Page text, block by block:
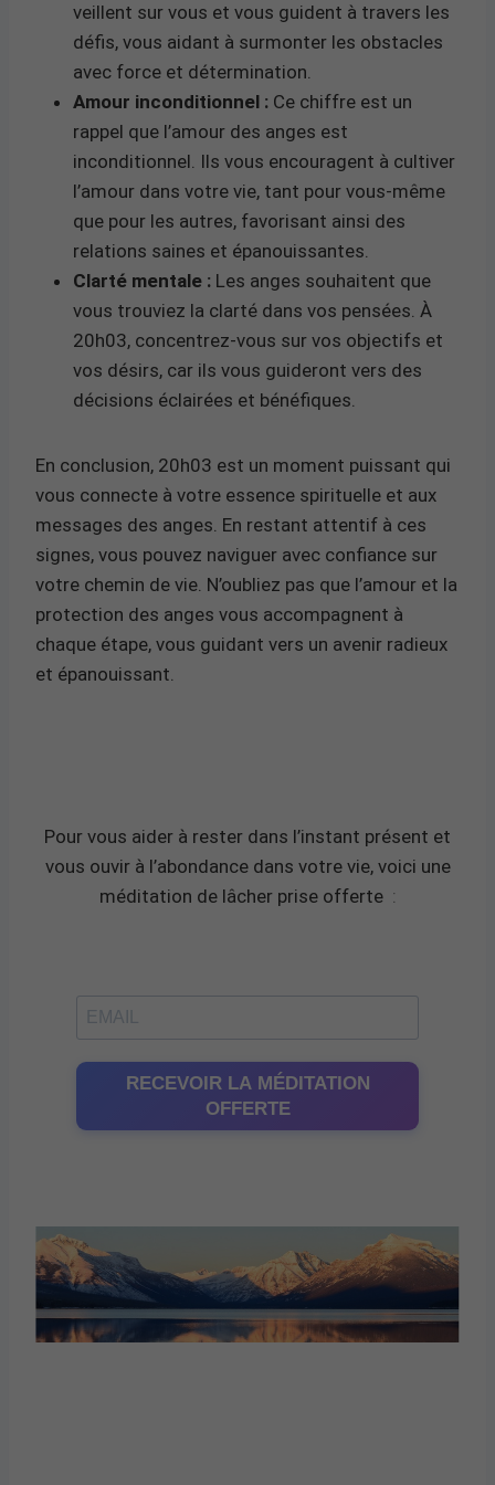
veillent sur vous et vous guident à travers les
défis, vous aidant à surmonter les obstacles
avec force et détermination.
Amour inconditionnel : Ce chiffre est un
rappel que l’amour des anges est
inconditionnel. Ils vous encouragent à cultiver
l’amour dans votre vie, tant pour vous-même
que pour les autres, favorisant ainsi des
relations saines et épanouissantes.
Clarté mentale : Les anges souhaitent que
vous trouviez la clarté dans vos pensées. À
20h03, concentrez-vous sur vos objectifs et
vos désirs, car ils vous guideront vers des
décisions éclairées et bénéfiques.
En conclusion, 20h03 est un moment puissant qui
vous connecte à votre essence spirituelle et aux
messages des anges. En restant attentif à ces
signes, vous pouvez naviguer avec confiance sur
votre chemin de vie. N’oubliez pas que l’amour et la
protection des anges vous accompagnent à
chaque étape, vous guidant vers un avenir radieux
et épanouissant.
Pour vous aider à rester dans l’instant présent et
vous ouvir à l’abondance dans votre vie, voici une
méditation de lâcher prise offerte :
RECEVOIR LA MÉDITATION
OFFERTE